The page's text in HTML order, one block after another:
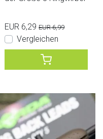
EUR 6,29 EUR 6,99
Vergleichen